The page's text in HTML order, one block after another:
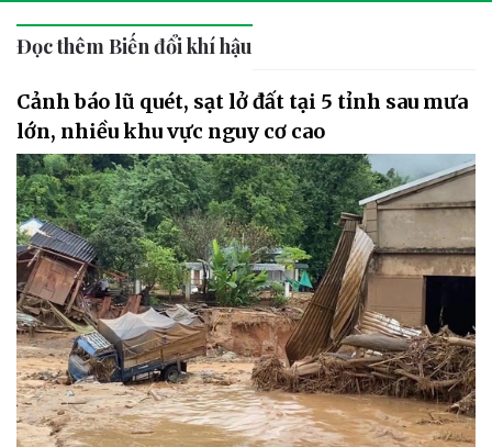
Đọc thêm Biến đổi khí hậu
Cảnh báo lũ quét, sạt lở đất tại 5 tỉnh sau mưa
lớn, nhiều khu vực nguy cơ cao